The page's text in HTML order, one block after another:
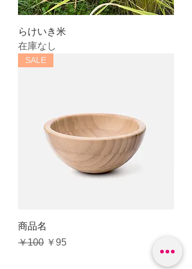
らけいき米
在庫なし
SALE
商品名
通常価格
￥100 セール価格
￥95